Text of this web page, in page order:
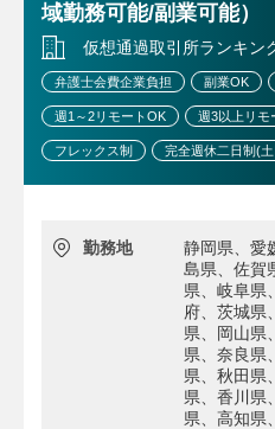
域勤務可能/副業可能）
仮想通過取引所ランキン
弁護士会費企業負担 副業OK
週1～2リモートOK 週3以上リモ
フレックス制 完全週休二日制(
勤務地
静岡県、愛
島県、佐賀
県、岐阜県
府、茨城県
県、岡山県
県、奈良県
県、秋田県
県、香川県
県、高知県